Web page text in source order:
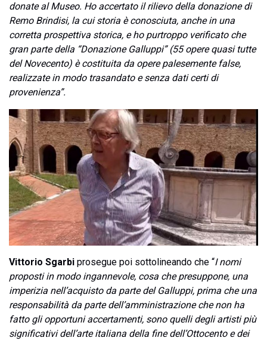
donate al Museo. Ho accertato il rilievo della donazione di
Remo Brindisi, la cui storia è conosciuta, anche in una
corretta prospettiva storica, e ho purtroppo verificato che
gran parte della “Donazione Galluppi” (55 opere quasi tutte
del Novecento) è costituita da opere palesemente false,
realizzate in modo trasandato e senza dati certi di
provenienza”.
Vittorio Sgarbi prosegue poi sottolineando che “I nomi
proposti in modo ingannevole, cosa che presuppone, una
imperizia nell’acquisto da parte del Galluppi, prima che una
responsabilità da parte dell’amministrazione che non ha
fatto gli opportuni accertamenti, sono quelli degli artisti più
significativi dell’arte italiana della fine dell’Ottocento e dei